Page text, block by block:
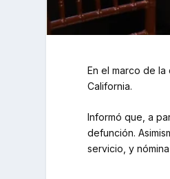
En el marco de
California.
Informó que, a
defunción.
servicio, y